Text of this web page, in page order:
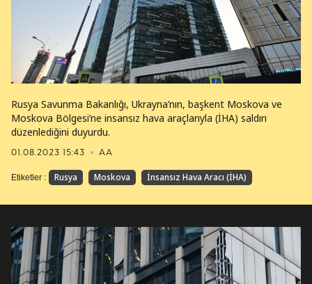
01.08.2023 15:43 AA
Rusya Savunma Bakanlığı, Ukrayna’nın, başkent Moskova ve
Moskova Bölgesi’ne insansız hava araçlarıyla (İHA) saldırı
düzenlediğini duyurdu.
Etiketler : Rusya Moskova İnsansız Hava Aracı (İHA)